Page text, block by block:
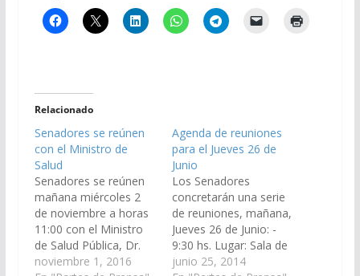
Relacionado
Senadores se reúnen
con el Ministro de
Salud
Senadores se reúnen
mañana miércoles 2
de noviembre a horas
11:00 con el Ministro
de Salud Pública, Dr.
Roque Mascarello, a
noviembre 1, 2016
Agenda de reuniones
para el Jueves 26 de
Junio
Los Senadores
concretarán una serie
de reuniones, mañana,
Jueves 26 de Junio: -
9:30 hs. Lugar: Sala de
Comisiones, caseros
junio 25, 2014